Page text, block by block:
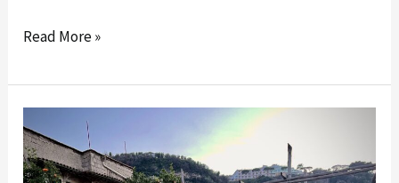
Read More »
piccolo
MAM